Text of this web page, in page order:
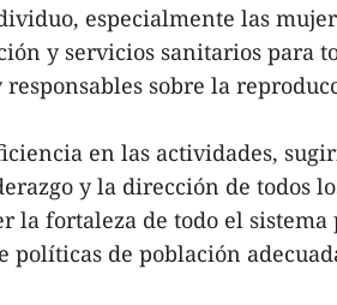
especialmente las
y servicios sanitarios para
sobre la
en las actividades,
y la dirección de todos
la fortaleza de todo el
políticas de población